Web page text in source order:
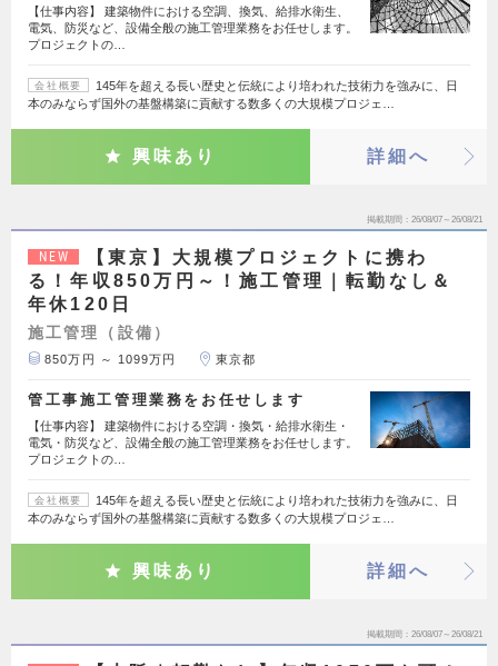
【仕事内容】 建築物件における空調、換気、給排水衛生、
電気、防災など、設備全般の施工管理業務をお任せします。
プロジェクトの…
会社概要
145年を超える長い歴史と伝統により培われた技術力を強みに、日
本のみならず国外の基盤構築に貢献する数多くの大規模プロジェ…
興味あり 詳細へ
掲載期間 26/08/07～26/08/21
NEW
【東京】大規模プロジェクトに携わ
る！年収850万円～！施工管理｜転勤なし＆
年休120日
施工管理（設備）
850万円 ～ 1099万円 東京都
管工事施工管理業務をお任せします
【仕事内容】 建築物件における空調・換気・給排水衛生・
電気・防災など、設備全般の施工管理業務をお任せします。
プロジェクトの…
会社概要
145年を超える長い歴史と伝統により培われた技術力を強みに、日
本のみならず国外の基盤構築に貢献する数多くの大規模プロジェ…
興味あり 詳細へ
掲載期間 26/08/07～26/08/21